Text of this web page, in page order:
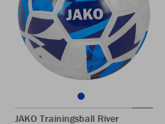
JAKO Trainingsball River